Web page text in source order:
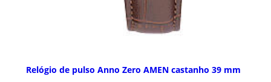
Relógio de pulso Anno Zero AMEN castanho 39 mm